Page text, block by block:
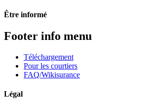
Être informé
Footer info menu
Téléchargement
Pour les courtiers
FAQ/Wikisurance
Légal